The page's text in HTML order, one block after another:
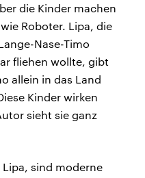
die Kinder machen
Roboter. Lipa, die
Nase-Timo
fliehen wollte, gibt
allein in das Land
Kinder wirken
sieht sie ganz
Lipa, sind moderne